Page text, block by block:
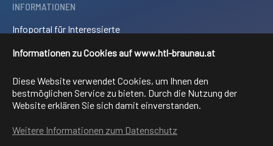
Informationen zu Cookies auf www.htl-braunau.at
Diese Website verwendet Cookies, um Ihnen den
bestmöglichen Service zu bieten. Durch die Nutzung der
Website erklären Sie sich damit einverstanden.
Weitere Informationen zum Datenschutz
INFORMATIONEN
Infoportal für Interessierte
Downloads
Sitemap
FACHRICHTUNGEN
Elektronik und technische Informatik